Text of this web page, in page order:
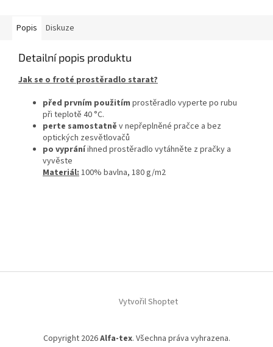
Popis Diskuze
Detailní popis produktu
Jak se o froté prostěradlo starat?
před prvním použitím prostěradlo vyperte po rubu
při teplotě 40 °C.
perte samostatně v nepřeplněné pračce a bez
optických zesvětlovačů
po vypráníihned prostěradlo vytáhněte z pračky a
vyvěste
Materiál:100% bavlna, 180 g/m2
Vytvořil Shoptet
Copyright 2026Alfa-tex. Všechna práva vyhrazena.